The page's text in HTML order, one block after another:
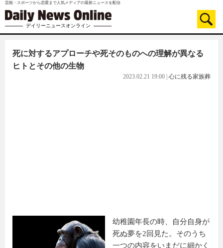
芸能・スポーツから恋愛まで人気メディアの最新ニュースを配信
デイリーニュースオンライン
死に対するアプローチや死そのものへの理解が異なる
ヒトとその他の生物
2023.02.21 19:00 心に残る家族葬
幼稚園年長の時、自分自身が
死ぬ夢を2回見た。そのうち
一つの内容をいまだに細かく